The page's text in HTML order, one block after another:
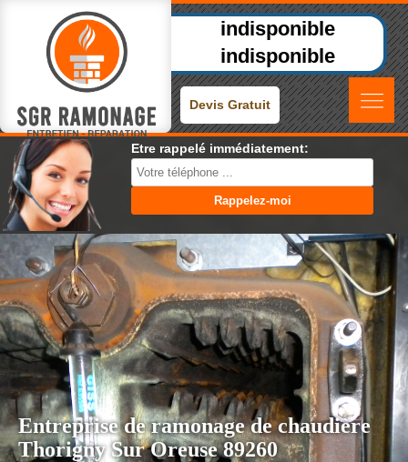
indisponible
indisponible
Devis Gratuit
Etre rappelé immédiatement:
Entreprise de ramonage de chaudière
Thorigny Sur Oreuse 89260